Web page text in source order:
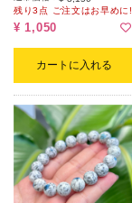
残り3点 ご注文はお早めに!
¥ 1,050
カートに入れる